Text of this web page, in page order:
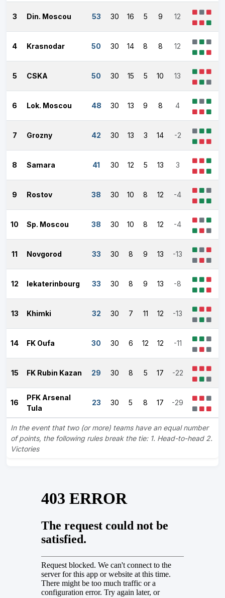
3 Din. Moscou 53 30 16 5 9 12
4 Krasnodar 50 30 14 8 8 12
5 CSKA 50 30 15 5 10 13
6 Lok. Moscou 48 30 13 9 8 4
7 Grozny 42 30 13 3 14 -2
8 Samara 41 30 12 5 13 3
9 Rostov 38 30 10 8 12 -4
10 Sp. Moscou 38 30 10 8 12 -4
11 Novgorod 33 30 8 9 13 -13
12 Iekaterinbourg 33 30 8 9 13 -8
13 Khimki 32 30 7 11 12 -13
14 FK Oufa 30 30 6 12 12 -11
15 FK Rubin Kazan 29 30 8 5 17 -22
16
PFK Arsenal
Tula
23 30 5 8 17 -29
In the event that two (or more) teams have an equal number
of points, the following rules break the tie: 1. Head-to-head 2.
Victories